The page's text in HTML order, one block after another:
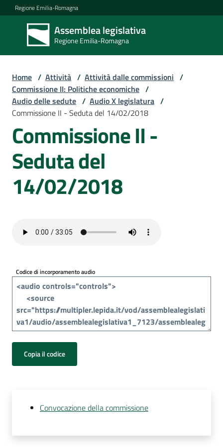
Vai al contenuto
Vai alla navigazione
Vai al footer
Regione Emilia-Romagna
Assemblea legislativa
Regione Emilia-Romagna
Assemblea
legislativa
Regione Emilia-
Assemblea
Attività
Argomenti
Per
cittadini
Home / Attività / Attività dalle commissioni /
Commissione II: Politiche economiche /
Audio delle sedute / Audio X legislatura /
Commissione II - Seduta del 14/02/2018
Commissione II -
Seduta del
14/02/2018
Codice di incorporamento audio
Copia il codice
Convocazione della commissione